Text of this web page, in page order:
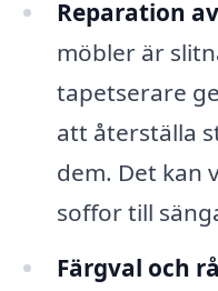
Reparation
möbler är
tapetserare
att återställa
dem. Det kan
soffor till
Färgval och